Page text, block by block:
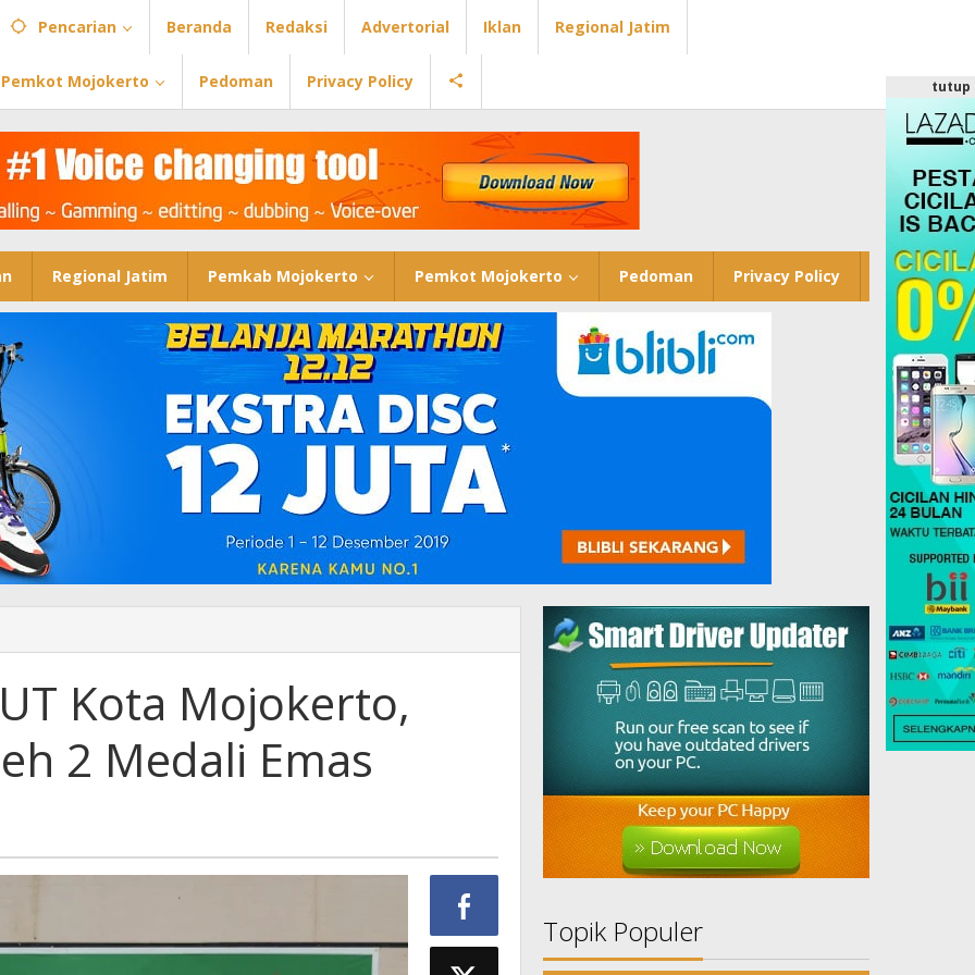
Pencarian Beranda Redaksi Advertorial Iklan Regional Jatim
Pemkot Mojokerto Pedoman Privacy Policy
Regional Jatim Pemkab Mojokerto Pemkot Mojokerto Pedoman Privacy Policy
tutup
Kota Mojokerto,
2 Medali Emas
Topik Populer